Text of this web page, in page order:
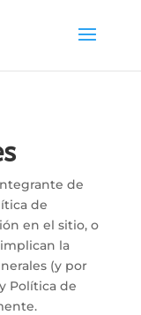
de
de
en el sitio, o
la
(y por
Política de